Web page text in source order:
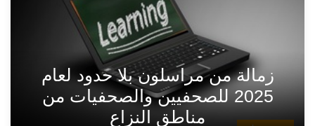
زمالة من مراسلون بلا حدود لعام
2025 للصحفيين والصحفيات من
مناطق النزاع